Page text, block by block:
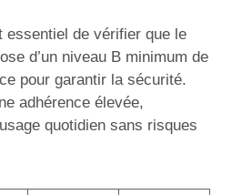
essentiel de vérifier que le
d’un niveau B minimum de
pour garantir la sécurité.
adhérence élevée,
quotidien sans risques